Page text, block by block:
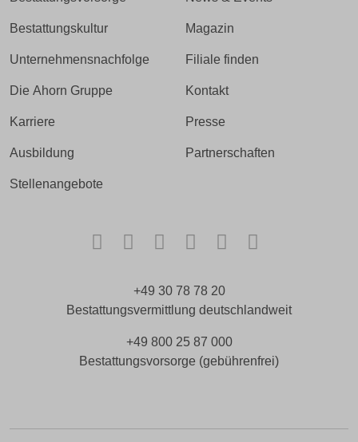
Bestattungskultur
Unternehmensnachfolge
Die Ahorn Gruppe
Karriere
Ausbildung
Stellenangebote
Magazin
Filiale finden
Kontakt
Presse
Partnerschaften
+49 30 78 78 20
Bestattungsvermittlung deutschlandweit
+49 800 25 87 000
Bestattungsvorsorge (gebührenfrei)